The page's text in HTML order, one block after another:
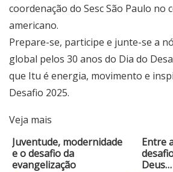
coordenação do Sesc São Paulo no
americano.
Prepare-se, participe e junte-se a
global pelos 30 anos do Dia do
que Itu é energia, movimento e
Desafio 2025.
Veja mais
Juventude, modernidade
e o desafio da
evangelização
Entre
Deus…